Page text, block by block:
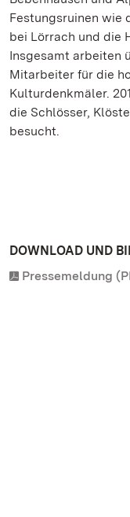
Festungsruinen wie
bei Lörrach und die
Insgesamt arbeiten
Mitarbeiter für die
Kulturdenkmäler.
die Schlösser,
besucht.
DOWNLOAD UND
Pressemeldung